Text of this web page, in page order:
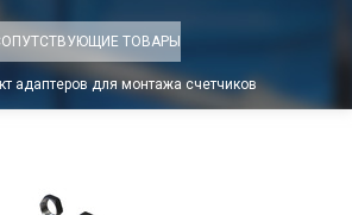
ТОВАРЫ
адаптеров для монтажа счетчиков